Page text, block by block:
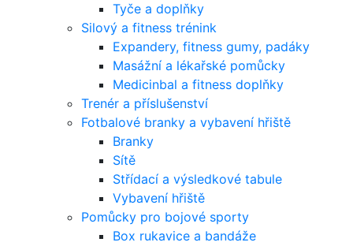
Tyče a doplňky
Silový a fitness trénink
Expandery, fitness gumy, padáky
Masážní a lékařské pomůcky
Medicinbal a fitness doplňky
Trenér a příslušenství
Fotbalové branky a vybavení hřiště
Branky
Sítě
Střídací a výsledkové tabule
Vybavení hřiště
Pomůcky pro bojové sporty
Box rukavice a bandáže